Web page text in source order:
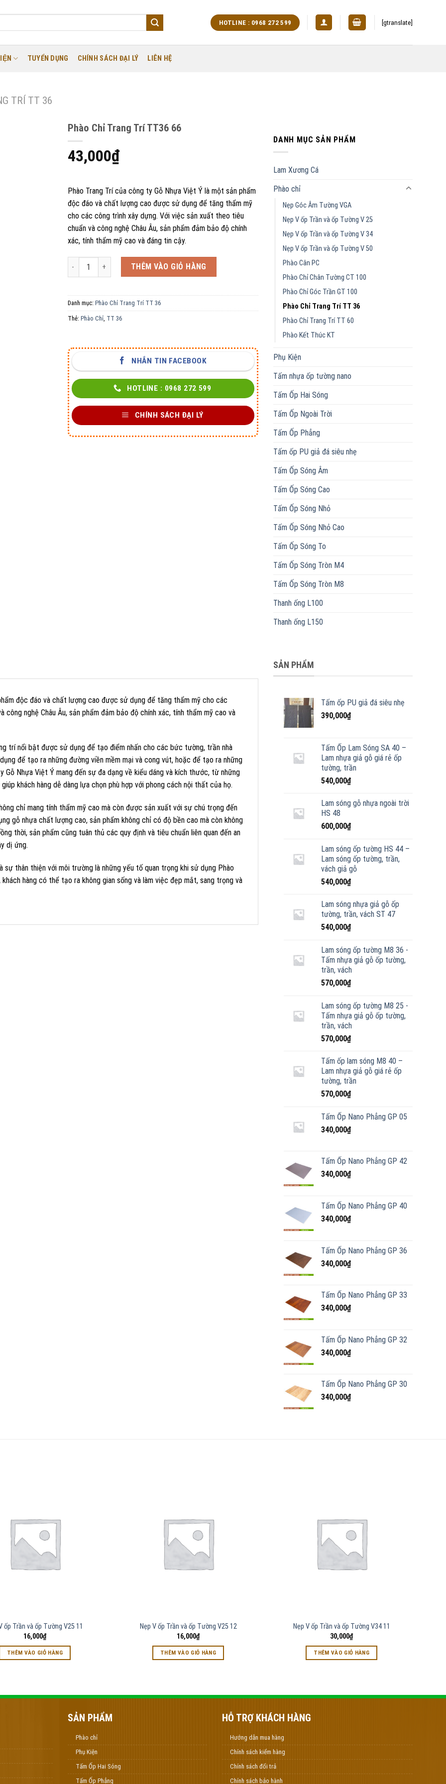
HOTLINE : 0968 272 599 [gtranslate]
TUYỂN DỤNG CHÍNH SÁCH ĐẠI LÝ LIÊN HỆ
TRÍ TT 36
Phào Chỉ Trang Trí TT36 66
43,000₫
Phào Trang Trí của công ty Gỗ Nhựa Việt Ý là một sản phẩm
độc đáo và chất lượng cao được sử dụng để tăng thẩm mỹ
cho các công trình xây dựng. Với việc sản xuất theo tiêu
chuẩn và công nghệ Châu Âu, sản phẩm đảm bảo độ chính
xác, tính thẩm mỹ cao và đáng tin cậy.
Phào Chỉ Trang Trí TT36 66 số lượng
THÊM VÀO GIỎ HÀNG
Danh mục: Phào Chỉ Trang Trí TT 36
Thẻ: Phào Chỉ, TT 36
NHẮN TIN FACEBOOK
HOTLINE : 0968 272 599
CHÍNH SÁCH ĐẠI LÝ
DANH MỤC SẢN PHẨM
Lam Xương Cá
Phào chỉ
Nẹp Góc Âm Tường VGA
Nẹp V ốp Trần và ốp Tường V 25
Nẹp V ốp Trần và ốp Tường V 34
Nẹp V ốp Trần và ốp Tường V 50
Phào Cân PC
Phào Chỉ Chân Tường CT 100
Phào Chỉ Góc Trần GT 100
Phào Chỉ Trang Trí TT 36
Phào Chỉ Trang Trí TT 60
Phào Kết Thúc KT
Phụ Kiện
Tấm nhựa ốp tường nano
Tấm Ốp Hai Sóng
Tấm Ốp Ngoài Trời
Tấm Ốp Phẳng
Tấm ốp PU giả đá siêu nhẹ
Tấm Ốp Sóng Âm
Tấm Ốp Sóng Cao
Tấm Ốp Sóng Nhỏ
Tấm Ốp Sóng Nhỏ Cao
Tấm Ốp Sóng To
Tấm Ốp Sóng Tròn M4
Tấm Ốp Sóng Tròn M8
Thanh ống L100
Thanh ống L150
độc đáo và chất lượng cao được sử dụng để tăng thẩm mỹ cho các
nghệ Châu Âu, sản phẩm đảm bảo độ chính xác, tính thẩm mỹ cao và
trí nổi bật được sử dụng để tạo điểm nhấn cho các bức tường, trần nhà
để tạo ra những đường viền mềm mại và cong vút, hoặc để tạo ra những
Nhựa Việt Ý mang đến sự đa dạng về kiểu dáng và kích thước, từ những
khách hàng dễ dàng lựa chọn phù hợp với phong cách nội thất của họ.
chỉ mang tính thẩm mỹ cao mà còn được sản xuất với sự chú trọng đến
gỗ nhựa chất lượng cao, sản phẩm không chỉ có độ bền cao mà còn không
thời, sản phẩm cũng tuân thủ các quy định và tiêu chuẩn liên quan đến an
dị ứng.
thân thiện với môi trường là những yếu tố quan trọng khi sử dụng Phào
hàng có thể tạo ra không gian sống và làm việc đẹp mắt, sang trọng và
SẢN PHẨM
Tấm ốp PU giả đá siêu nhẹ
390,000₫
Tấm Ốp Lam Sóng SA 40 –
Lam nhựa giả gỗ giá rẻ ốp
tường, trần
540,000₫
Lam sóng gỗ nhựa ngoài trời
HS 48
600,000₫
Lam sóng ốp tường HS 44 –
Lam sóng ốp tường, trần,
vách giả gỗ
540,000₫
Lam sóng nhựa giả gỗ ốp
tường, trần, vách ST 47
540,000₫
Lam sóng ốp tường M8 36 -
Tấm nhựa giả gỗ ốp tường,
trần, vách
570,000₫
Lam sóng ốp tường M8 25 -
Tấm nhựa giả gỗ ốp tường,
trần, vách
570,000₫
Tấm ốp lam sóng M8 40 –
Lam nhựa giả gỗ giá rẻ ốp
tường, trần
570,000₫
Tấm Ốp Nano Phẳng GP 05
340,000₫
Tấm Ốp Nano Phẳng GP 42
340,000₫
Tấm Ốp Nano Phẳng GP 40
340,000₫
Tấm Ốp Nano Phẳng GP 36
340,000₫
Tấm Ốp Nano Phẳng GP 33
340,000₫
Tấm Ốp Nano Phẳng GP 32
340,000₫
Tấm Ốp Nano Phẳng GP 30
340,000₫
ốp Trần và ốp Tường V25 11
16,000₫
THÊM VÀO GIỎ HÀNG
Nẹp V ốp Trần và ốp Tường V25 12
16,000₫
THÊM VÀO GIỎ HÀNG
Nẹp V ốp Trần và ốp Tường V34 11
30,000₫
THÊM VÀO GIỎ HÀNG
SẢN PHẨM
Phào chỉ
Phụ Kiện
Tấm Ốp Hai Sóng
Tấm Ốp Phẳng
HỖ TRỢ KHÁCH HÀNG
Hướng dẫn mua hàng
Chính sách kiểm hàng
Chính sách đổi trả
Chính sách bảo hành